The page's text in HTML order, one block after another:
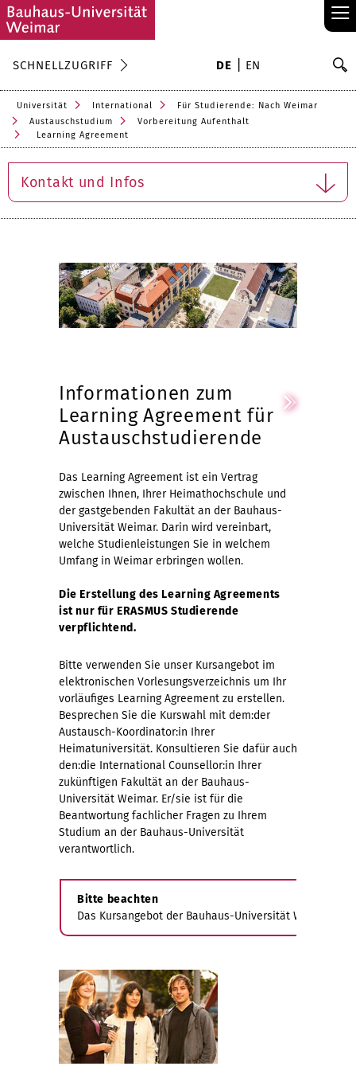
≡
SCHNELLZUGRIFF DE EN
Universität International
Für Studierende: Nach Weimar
Austauschstudium
Vorbereitung Aufenthalt
Learning Agreement
Kontakt und Infos
Informationen zum
Learning Agreement für
Austauschstudierende
Das Learning Agreement ist ein Vertrag
zwischen Ihnen, Ihrer Heimathochschule und
der gastgebenden Fakultät an der Bauhaus-
Universität Weimar. Darin wird vereinbart,
welche Studienleistungen Sie in welchem
Umfang in Weimar erbringen wollen.
Die Erstellung des Learning Agreements
ist nur für ERASMUS Studierende
verpflichtend.
Bitte verwenden Sie unser Kursangebot im
elektronischen Vorlesungsverzeichnis um Ihr
vorläufiges Learning Agreement zu erstellen.
Besprechen Sie die Kurswahl mit dem:der
Austausch-Koordinator:in Ihrer
Heimatuniversität. Konsultieren Sie dafür auch
den:die International Counsellor:in Ihrer
zukünftigen Fakultät an der Bauhaus-
Universität Weimar. Er/sie ist für die
Beantwortung fachlicher Fragen zu Ihrem
Studium an der Bauhaus-Universität
verantwortlich.
Bitte beachten
Das Kursangebot der Bauhaus-Universität Weimar